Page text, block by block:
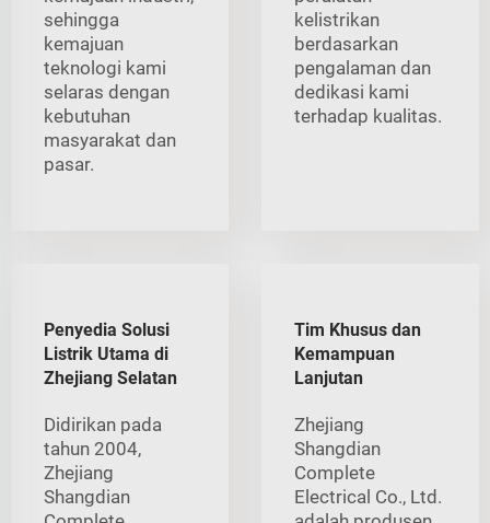
sehingga
kemajuan
teknologi kami
selaras dengan
kebutuhan
masyarakat dan
pasar.
kelistrikan
berdasarkan
pengalaman dan
dedikasi kami
terhadap kualitas.
Penyedia Solusi
Listrik Utama di
Zhejiang Selatan
Didirikan pada
tahun 2004,
Zhejiang
Shangdian
Tim Khusus dan
Kemampuan
Lanjutan
Zhejiang
Shangdian
Complete
Electrical Co., Ltd.